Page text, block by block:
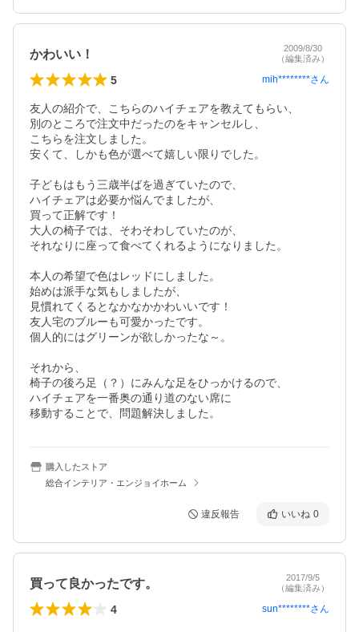
かわいい！
2009/8/30
（編集済み）
5 mih********さん
友人の紹介で、こちらのハイチェアを教えてもらい、
別のところで注文中だったのをキャンセルし、
こちらを注文しました。
安くて、しかも色が選べて嬉しい限りでした。
子どもはもう三歳半ばを過ぎていたので、
ハイチェアは必要か悩んでましたが、
買って正解です！
大人の椅子では、そわそわしていたのが、
それなりに座って食べてくれるようになりました。
本人の希望で色はレッドにしました。
始めは派手な気もしましたが、
見慣れてくるとなかなかかわいいです！
友人宅のブルーも可愛かったです。
個人的にはグリーンが欲しかったな～。
それから、
椅子の後ろ足（？）にみんな足をひっかけるので、
ハイチェアを一番奥の通り道のない席に
移動することで、問題解決しました。
購入したストア
総合インテリア・エンジョイホーム
違反報告 いいね 0
買って良かったです。
2017/9/5
（編集済み）
4 sun********さん